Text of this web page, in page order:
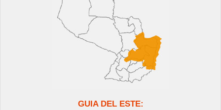
GUIA DEL ESTE: